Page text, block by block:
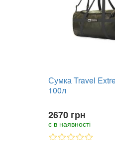
Сумка Travel
100л
2670 грн
є в наявності